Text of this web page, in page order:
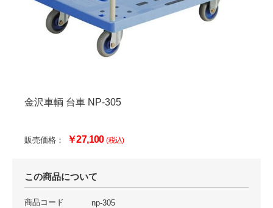
金沢車輌 台車 NP-305
販売価格： ￥27,100(税込)
この商品について
商品コード
np-305